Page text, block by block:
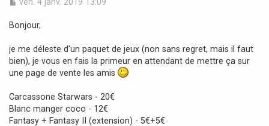
s
g
e
Bonjour,
je me déleste d'un paquet de jeux (non sans regret, mais il faut
bien), je vous en fais la primeur en attendant de mettre ça sur
une page de vente les amis
Carcassone Starwars - 20€
Blanc manger coco - 12€
Fantasy + Fantasy II (extension) - 5€+5€